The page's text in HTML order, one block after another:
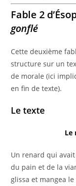
Fable 2
gonflé
Cette deuxième
structure sur un
de morale (ici
en fin de texte).
Le texte
Le
Un renard qui
du pain et de la
glissa et mangea